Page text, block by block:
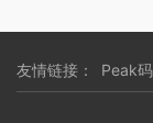
友情链接： Peak